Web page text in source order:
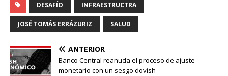
DESAFÍO INFRAESTRUCTRA
JOSÉ TOMÁS ERRÁZURIZ SALUD
ANTERIOR
Banco Central reanuda el proceso de ajuste
monetario con un sesgo dovish